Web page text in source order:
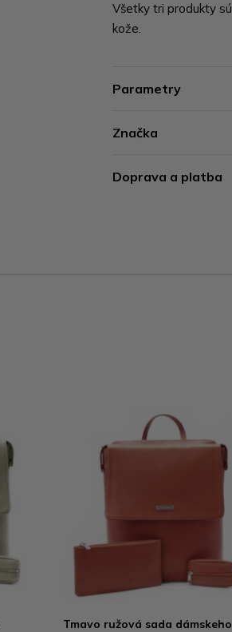
Všetky tri produkty
kože.
Parametry
Značka
Doprava a platba
Tmavo ružová sada dámskeho